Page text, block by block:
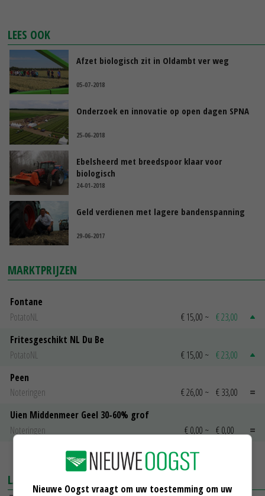
LEES OOK
Afzet biologisch zit in Oldambt ver weg
05-07-2018
Onderzoek en innovatie op open dagen SPNA
25-06-2018
Ebelsheerd met breedspoor klaar voor
biologisch
24-01-2018
Geld verdienen met lagere bandenspanning
29-06-2017
MARKTPRIJZEN
Fontane
PotatoNL
€ 15,00 ~ € 23,00
Fritesgeschikt NL Du Be
PotatoNL
€ 15,00 ~ € 23,00
Peen
Noteringen
€ 26,00 ~ € 33,00
Uien Middenmeer Geel 30-60% grof
Noteringen
€ 0,00 ~ € 0,00
MEER MARKTPRIJZEN
LAATSTE NIEUWS
Nieuwe Oogst vraagt om uw toestemming om uw